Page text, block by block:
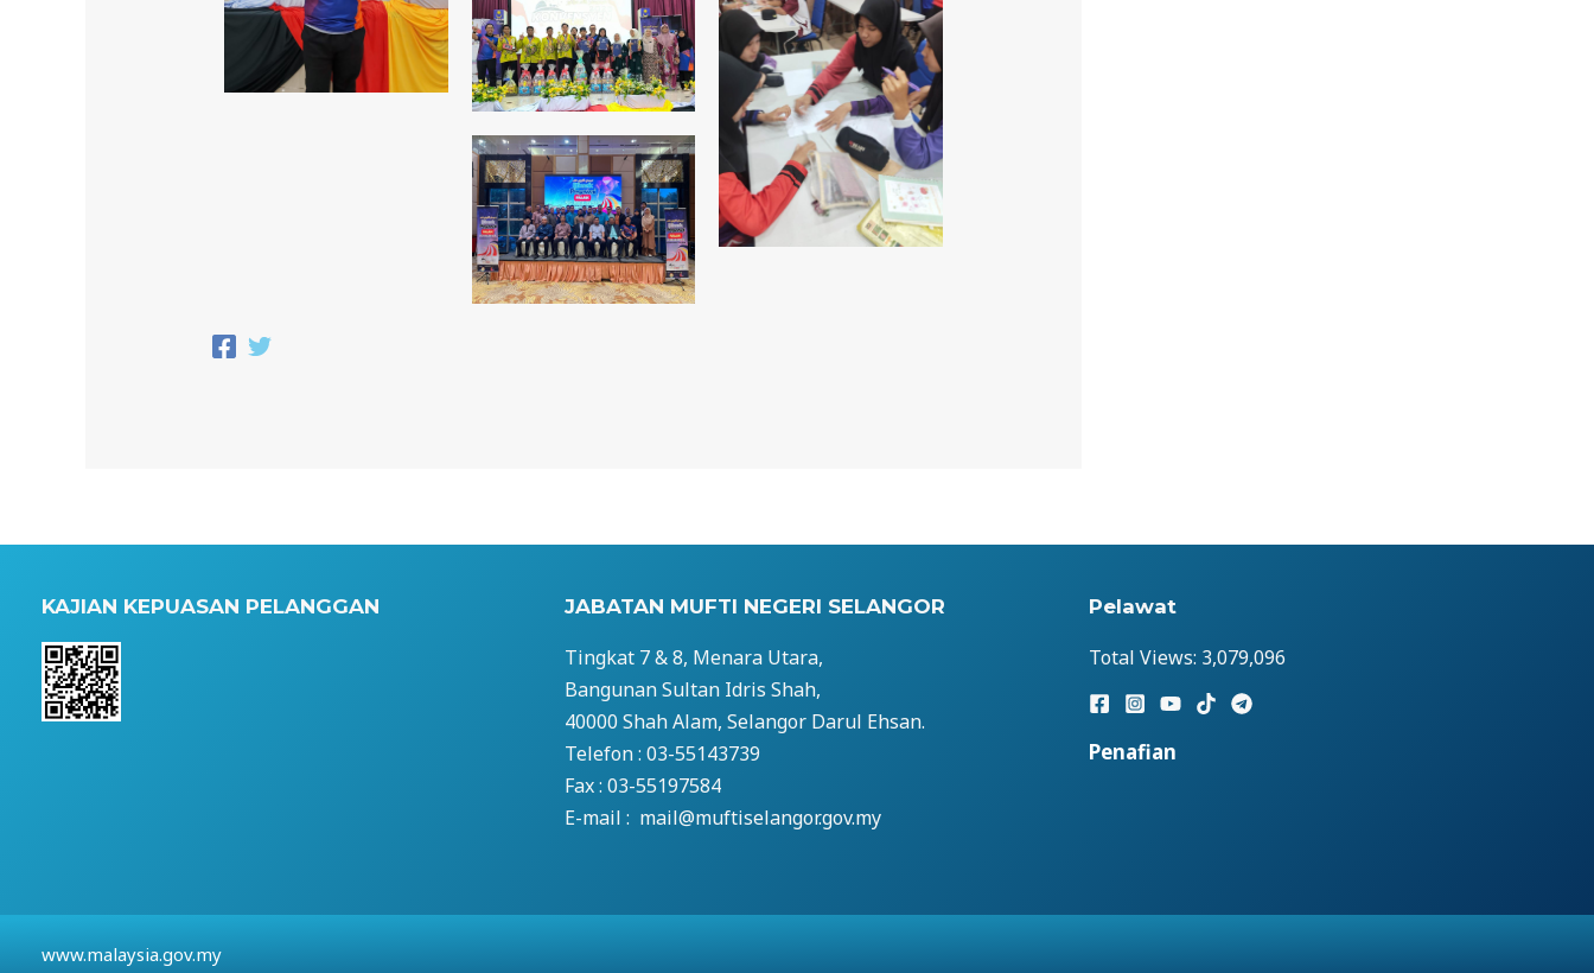
KAJIAN KEPUASAN PELANGGAN JABATAN MUFTI NEGERI SELANGOR
Tingkat 7 & 8, Menara Utara,
Bangunan Sultan Idris Shah,
40000 Shah Alam, Selangor Darul Ehsan.
Telefon : 03-55143739
Fax : 03-55197584
E-mail : mail@muftiselangor.gov.my
Pelawat
Total Views: 3,079,096
Penafian
www.malaysia.gov.my